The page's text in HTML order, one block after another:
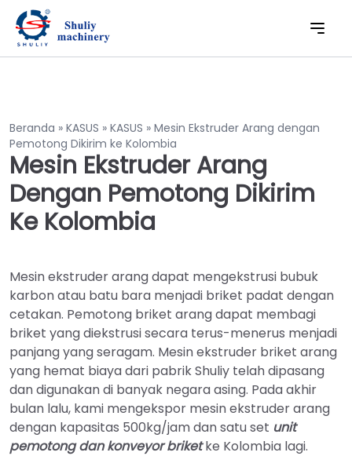
Beranda » KASUS » KASUS » Mesin Ekstruder Arang dengan
Pemotong Dikirim ke Kolombia
Mesin Ekstruder Arang
Dengan Pemotong Dikirim
Ke Kolombia
Mesin ekstruder arang dapat mengekstrusi bubuk
karbon atau batu bara menjadi briket padat dengan
cetakan. Pemotong briket arang dapat membagi
briket yang diekstrusi secara terus-menerus menjadi
panjang yang seragam. Mesin ekstruder briket arang
yang hemat biaya dari pabrik Shuliy telah dipasang
dan digunakan di banyak negara asing. Pada akhir
bulan lalu, kami mengekspor mesin ekstruder arang
dengan kapasitas 500kg/jam dan satu set unit
pemotong dan konveyor briketke Kolombia lagi.